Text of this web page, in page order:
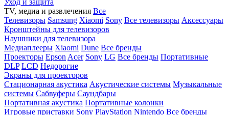
Уход и защита
TV, медиа и развлечения Все
Телевизоры Samsung Xiaomi Sony Все телевизоры Аксессуары
Кронштейны для телевизоров
Наушники для телевизора
Медиаплееры Xiaomi Dune Все бренды
Проекторы Epson Acer Sony LG Все бренды Портативные
DLP LCD Недорогие
Экраны для проекторов
Стационарная акустика Акустические системы Музыкальные
системы Сабвуферы Саундбары
Портативная акустика Портативные колонки
Игровые приставки Sony PlayStation Nintendo Все бренды